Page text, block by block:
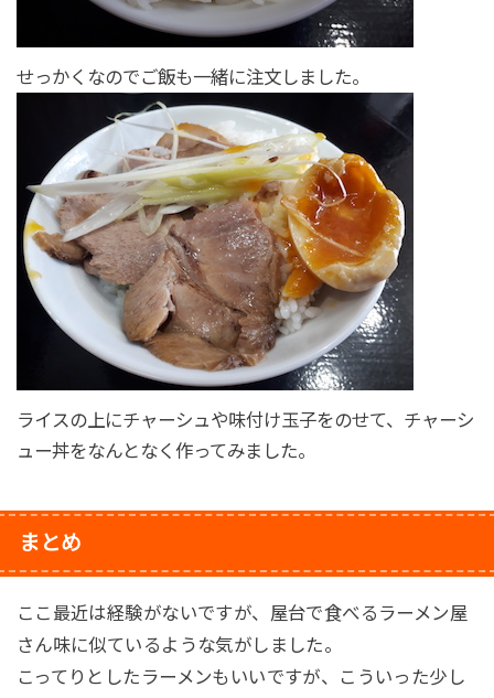
せっかくなのでご飯も一緒に注文しました。
ライスの上にチャーシュや味付け玉子をのせて、チャーシ
ュー丼をなんとなく作ってみました。
まとめ
ここ最近は経験がないですが、屋台で食べるラーメン屋
さん味に似ているような気がしました。
こってりとしたラーメンもいいですが、こういった少し